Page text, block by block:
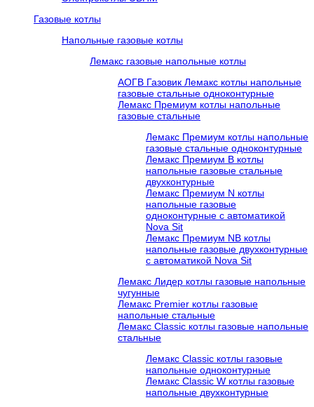
Газовые котлы
Напольные газовые котлы
Лемакс газовые напольные котлы
АОГВ Газовик Лемакс котлы напольные
газовые стальные одноконтурные
Лемакс Премиум котлы напольные
газовые стальные
Лемакс Премиум котлы напольные
газовые стальные одноконтурные
Лемакс Премиум B котлы
напольные газовые стальные
двухконтурные
Лемакс Премиум N котлы
напольные газовые
одноконтурные c автоматикой
Nova Sit
Лемакс Премиум NB котлы
напольные газовые двухконтурные
c автоматикой Nova Sit
Лемакс Лидер котлы газовые напольные
чугунные
Лемакс Premier котлы газовые
напольные стальные
Лемакс Classic котлы газовые напольные
стальные
Лемакс Classic котлы газовые
напольные одноконтурные
Лемакс Classic W котлы газовые
напольные двухконтурные